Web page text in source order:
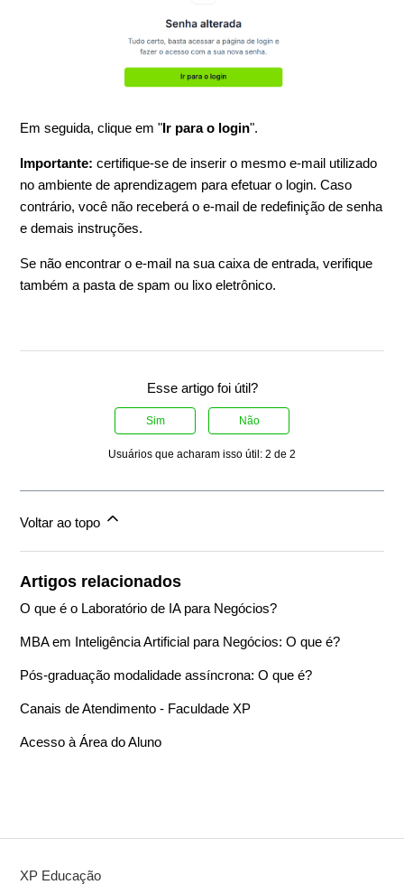
Em seguida, clique em "Ir para o login".
Importante:certifique-se de inserir o mesmo e-mail utilizado
no ambiente de aprendizagem para efetuar o login. Caso
contrário, você não receberá o e-mail de redefinição de senha
e demais instruções.
Se não encontrar o e-mail na sua caixa de entrada, verifique
também a pasta de spam ou lixo eletrônico.
Esse artigo foi útil?
Sim Não
Usuários que acharam isso útil: 2 de 2
Voltar ao topo
Artigos relacionados
O que é o Laboratório de IA para Negócios?
MBA em Inteligência Artificial para Negócios: O que é?
Pós-graduação modalidade assíncrona: O que é?
Canais de Atendimento - Faculdade XP
Acesso à Área do Aluno
XP Educação